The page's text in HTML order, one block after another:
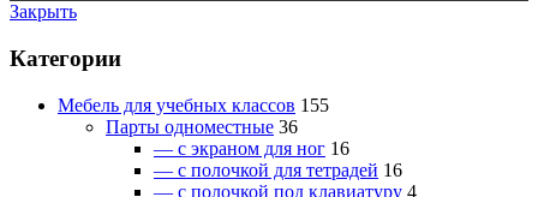
Закрыть
Категории
Мебель для учебных классов 155
Парты одноместные 36
— c экраном для ног 16
— c полочкой для тетрадей 16
— c полочкой под клавиатуру 4